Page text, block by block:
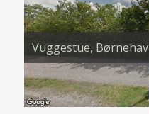
Vuggestue,